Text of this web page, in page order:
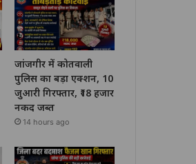
जांजगीर में कोतवाली
पुलिस का बड़ा एक्शन, 10
जुआरी गिरफ्तार, ₹18 हजार
नकद जब्त
14 hours ago